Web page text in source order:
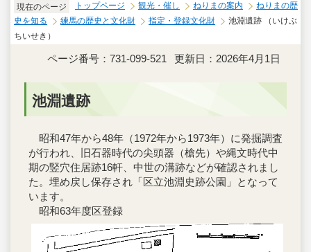
現在のページ トップページ 観光・催し ねりまの案内
ねりまの歴
史を知る
練馬の歴史と文化財 指定・登録文化財
池淵遺跡 （いけぶ
ちいせき）
ページ番号：731-099-521 更新日：2026年4月1日
池淵遺跡
昭和47年から48年（1972年から1973年）に発掘調査
が行われ、旧石器時代の尖頭器（槍先）や縄文時代中
期の竪穴住居跡16軒、中世の溝跡などが確認されまし
た。埋め戻し保存され「区立池淵史跡公園」となって
います。
昭和63年度区登録